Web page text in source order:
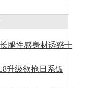
腿性感身材诱惑十
升级欲抢日系饭